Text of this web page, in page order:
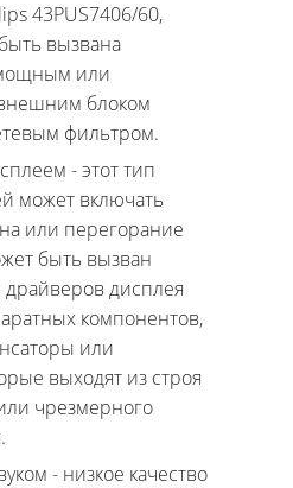
43PUS7406/60,
вызвана
или
блоком
фильтром.
- этот тип
может включать
или перегорание
быть вызван
дисплея
компонентов,
или
выходят из строя
чрезмерного
- низкое качество